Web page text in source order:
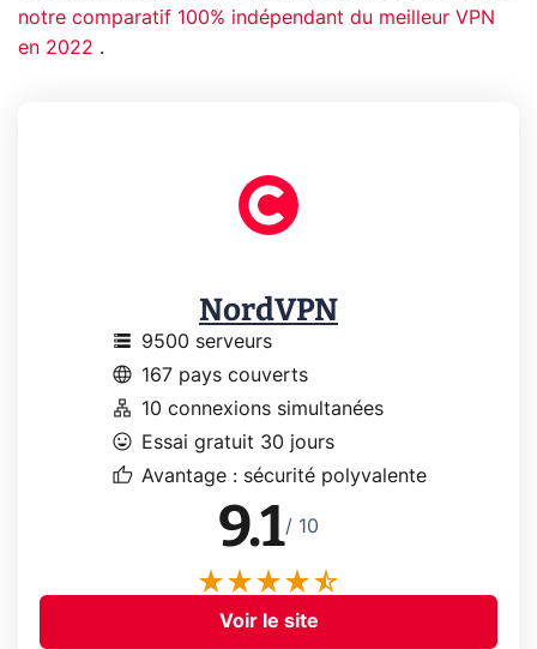
notre comparatif 100% indépendant du meilleur VPN
en 2022 .
NordVPN
storage 9500 serveurs
language 167 pays couverts
lan 10 connexions simultanées
mood Essai gratuit 30 jours
thumb_up Avantage : sécurité polyvalente
9.1/ 10
Voir le site